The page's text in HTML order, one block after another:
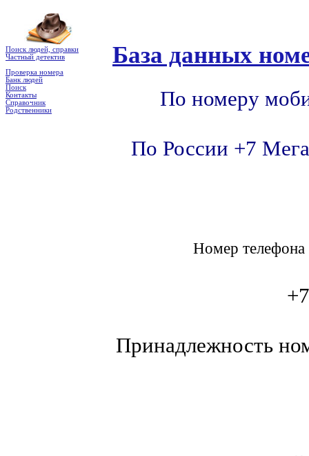
Поиск людей, справки
Частный детектив
Проверка номера
Банк людей
Поиск
Контакты
Справочник
Родственники
База данных
По номеру
По России +7
Номер
Принадлежность